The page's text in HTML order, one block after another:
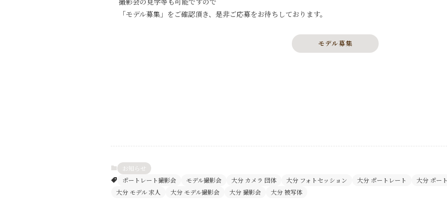
「モデル募集」をご確認頂き、是非ご応募をお待ちしております。
モデル募集
お知らせ
ポートレート撮影会
モデル撮影会 大分 カメラ 団体 大分 フォトセッション 大分 ポートレート 大分 ポー
大分 モデル 求人
大分 モデル撮影会 大分 撮影会 大分 被写体